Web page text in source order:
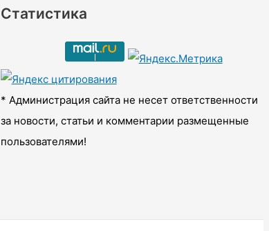
х
ы
Статистика
* Администрация сайта не несет ответственности
за новости, статьи и комментарии размещенные
пользователями!